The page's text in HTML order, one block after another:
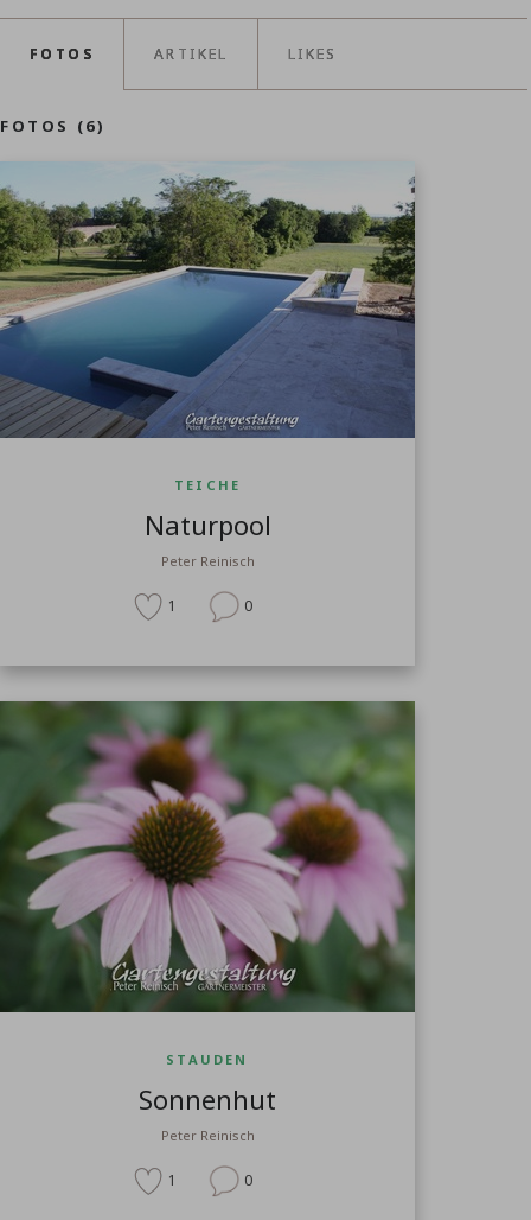
FOTOS ARTIKEL LIKES
FOTOS (6)
TEICHE
Naturpool
Peter Reinisch
1 0
STAUDEN
Sonnenhut
Peter Reinisch
1 0